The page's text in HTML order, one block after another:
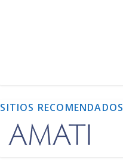
SITIOS RECOMENDADOS